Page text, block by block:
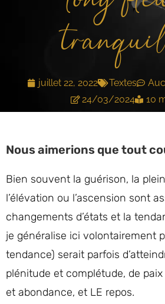
juillet 22, 2022 Textes
24/03/2024
10
Nous aimerions que tout
Bien souvent la guérison, la
l’élévation ou l’ascension sont
changements d’états et la
je généralise ici volontairement
tendance) serait parfois
plénitude et complétude, de
et abondance, et LE repos.